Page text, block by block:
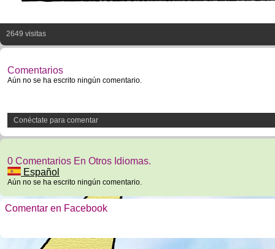
2649 visitas
Comentarios
Aún no se ha escrito ningún comentario.
Conéctate para comentar
0 Comentarios En Otros Idiomas.
Español
Aún no se ha escrito ningún comentario.
Comentar en Facebook